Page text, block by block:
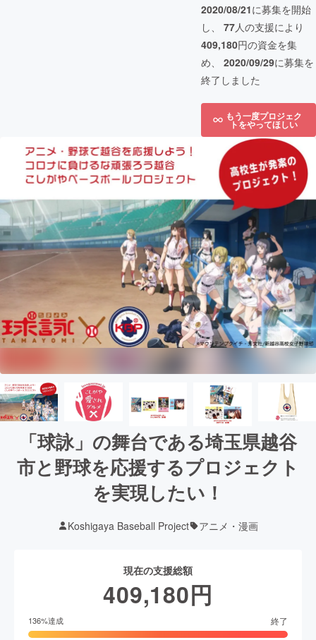
2020/08/21に募集を開始
し、 77人の支援により
409,180円の資金を集
め、 2020/09/29に募集を
終了しました
もう一度プロジェク
トをやってほしい
「球詠」の舞台である埼玉県越谷
市と野球を応援するプロジェクト
を実現したい！
Koshigaya Baseball Project アニメ・漫画
現在の支援総額
409,180円
136%達成 終了